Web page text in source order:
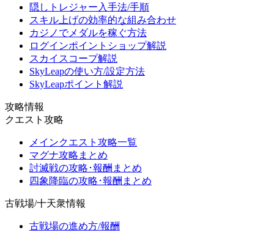
隠しトレジャー入手法/手順
スキル上げの効率的な組み合わせ
カジノでメダルを稼ぐ方法
ログインポイントショップ解説
スカイスコープ解説
SkyLeapの使い方/設定方法
SkyLeapポイント解説
攻略情報
クエスト攻略
メインクエスト攻略一覧
マグナ攻略まとめ
討滅戦の攻略･報酬まとめ
四象降臨の攻略･報酬まとめ
古戦場/十天衆情報
古戦場の進め方/報酬